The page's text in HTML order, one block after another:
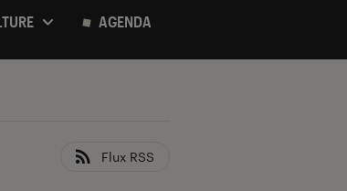
AGENDA
Flux RSS